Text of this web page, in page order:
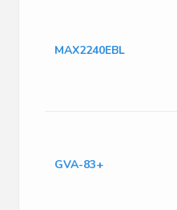
MAX2240EBL
GVA-83+